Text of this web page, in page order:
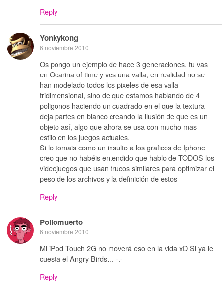
Reply
Yonkykong
6 noviembre 2010
Os pongo un ejemplo de hace 3 generaciones, tu vas
en Ocarina of time y ves una valla, en realidad no se
han modelado todos los pixeles de esa valla
tridimensional, sino de que estamos hablando de 4
poligonos haciendo un cuadrado en el que la textura
deja partes en blanco creando la ilusión de que es un
objeto así, algo que ahora se usa con mucho mas
estilo en los juegos actuales.
Si lo tomais como un insulto a los graficos de Iphone
creo que no habéis entendido que hablo de TODOS los
videojuegos que usan trucos similares para optimizar el
peso de los archivos y la definición de estos
Reply
Pollomuerto
6 noviembre 2010
Mi iPod Touch 2G no moverá eso en la vida xD Si ya le
cuesta el Angry Birds… -.-
Reply